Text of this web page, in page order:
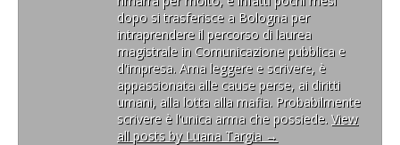
dopo si trasferisce a Bologna per
intraprendere il percorso di laurea
magistrale in Comunicazione pubblica e
d'impresa. Ama leggere e scrivere, è
appassionata alle cause perse, ai diritti
umani, alla lotta alla mafia. Probabilmente
scrivere è l'unica arma che possiede. View
all posts by Luana Targia →